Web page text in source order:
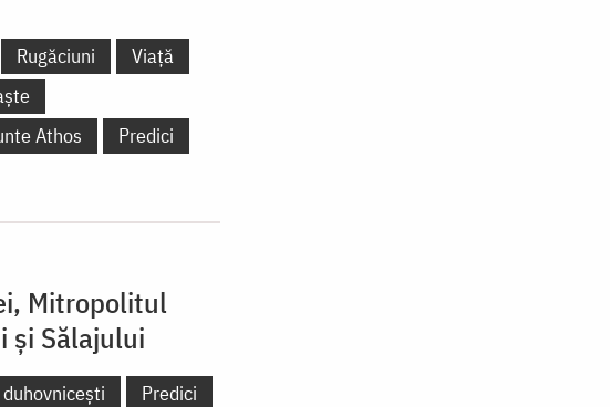
Rugăciuni
Viață
Athos
Predici
Mitropolitul
și Sălajului
Predici